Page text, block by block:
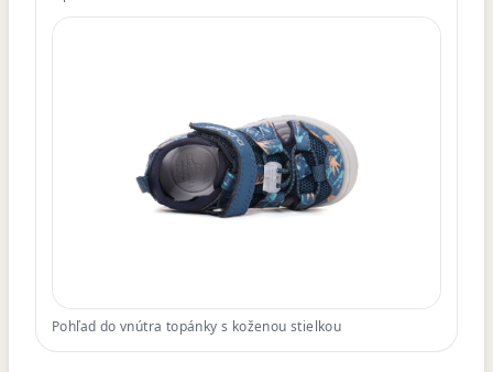
Pohľad do vnútra topánky s koženou stielkou